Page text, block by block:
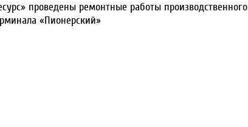
проведены ремонтные работы производственного
«Пионерский»